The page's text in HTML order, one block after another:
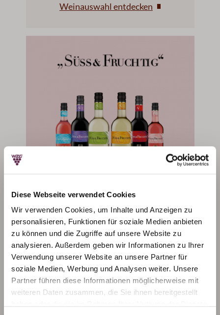
Diese Webseite verwendet Cookies
Wir verwenden Cookies, um Inhalte und Anzeigen zu
personalisieren, Funktionen für soziale Medien anbieten
zu können und die Zugriffe auf unsere Website zu
analysieren. Außerdem geben wir Informationen zu Ihrer
Verwendung unserer Website an unsere Partner für
soziale Medien, Werbung und Analysen weiter. Unsere
Partner führen diese Informationen möglicherweise mit
weiteren Daten zusammen, die Sie ihnen bereitgestellt
Weinauswahl entdecken
Süss & Fruchtig
Erfrischend anders
Weinauswahl entdecken